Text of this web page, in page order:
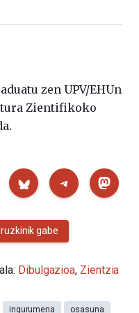
zen UPV/EHUn
Zientifikoko
Iruzkinik gabe
Dibulgazioa, Zientzia
ingurumena
osasuna